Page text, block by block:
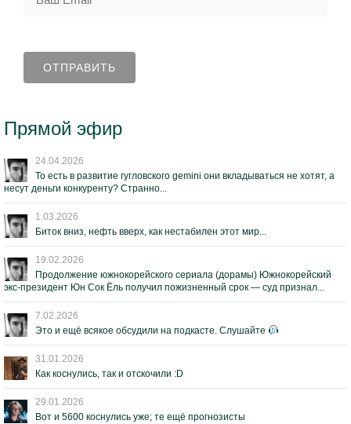
Прямой эфир
24.04.2026
То есть в развитие гугловского gemini они вкладываться не хотят, а
несут деньги конкуренту? Странно...
1.03.2026
Биток вниз, нефть вверх, как нестабилен этот мир...
19.02.2026
Продолжение южнокорейского сериала (дорамы) Южнокорейский
экс-президент Юн Сок Ёль получил пожизненный срок — суд признал...
7.02.2026
Это и ещё всякое обсудили на подкасте. Слушайте
31.01.2026
Как коснулись, так и отскочили :D
29.01.2026
Вот и 5600 коснулись уже; те ещё прогнозисты